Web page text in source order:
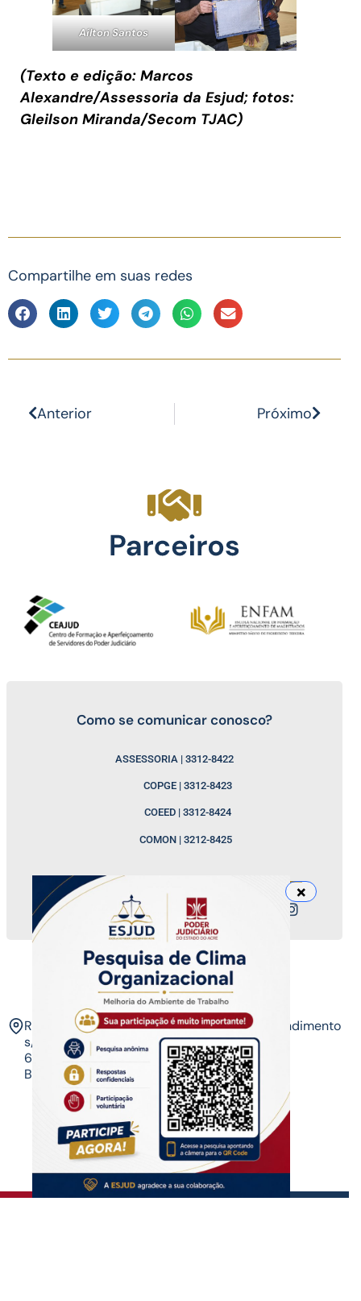
Aílton Santos
(Texto e edição: Marcos
Alexandre/Assessoria da Esjud; fotos:
Gleilson Miranda/Secom TJAC)
Compartilhe em suas redes
Anterior Próximo
Como se comunicar conosco?
ASSESSORIA | 3312-8422
COPGE | 3312-8423
COEED | 3312-8424
COMON | 3212-8425
Nossos canais
ESJUD
Rua Tribunal de Justiça,
s/n. Via Verde.
69.915-631 – Rio
Branco-AC.​
Horário de Atendimento
07 às 14 horas​
Copyrigth ® | Escola do Poder Judiciário
Todos os direitos reservados